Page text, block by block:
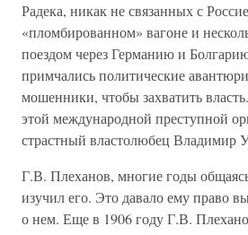
Радека, никак не связанных с
«пломбированном» вагоне и
поездом через Германию и
примчались политические
мошенники, чтобы захватить
этой международной преступной
страстный властолюбец Владимир
Г.В. Плеханов, многие годы
изучил его. Это давало ему право
о нем. Еще в 1906 году Г.В.